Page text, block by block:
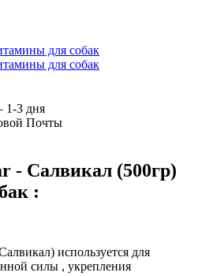
1-3 дня
Почты
- Салвикал (500гр)
:
используется для
силы , укрепления